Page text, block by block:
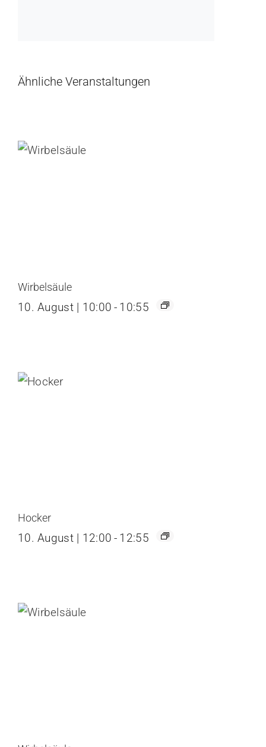
Ähnliche Veranstaltungen
Wirbelsäule
10. August | 10:00 - 10:55
Hocker
10. August | 12:00 - 12:55